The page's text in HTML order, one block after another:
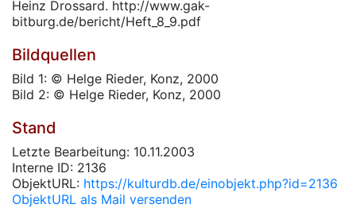
Heinz Drossard. http://www.gak-
bitburg.de/bericht/Heft_8_9.pdf
Bildquellen
Bild 1: © Helge Rieder, Konz, 2000
Bild 2: © Helge Rieder, Konz, 2000
Stand
Letzte Bearbeitung: 10.11.2003
Interne ID: 2136
ObjektURL: https://kulturdb.de/einobjekt.php?id=2136
ObjektURL als Mail versenden